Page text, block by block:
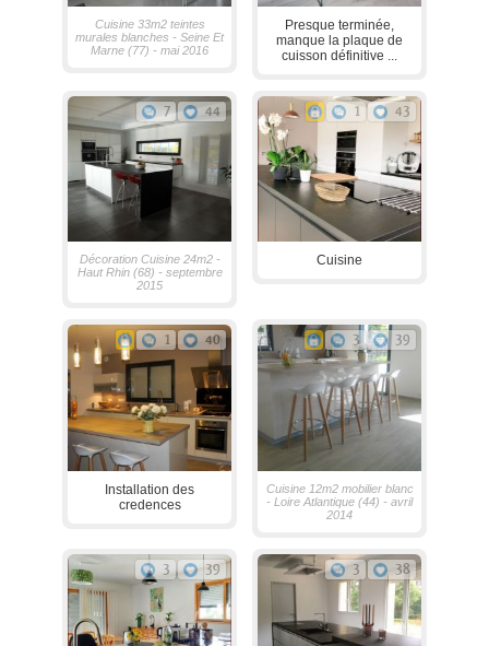
Cuisine 33m2 teintes
murales blanches - Seine Et
Marne (77) - mai 2016
Presque terminée,
manque la plaque de
cuisson définitive ...
7 44
Décoration Cuisine 24m2 -
Haut Rhin (68) - septembre
2015
1 43
Cuisine
1 40
Installation des
credences
3 39
Cuisine 12m2 mobilier blanc
- Loire Atlantique (44) - avril
2014
3 39 3 38